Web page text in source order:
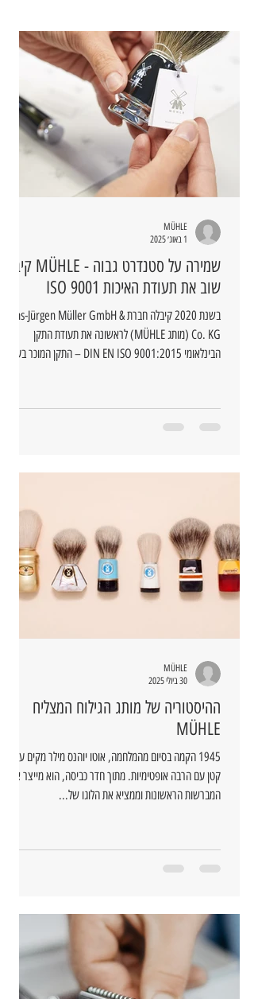
שמירה על סטנדרט גבוה - MÜHLE קיבלה
שוב את תעודת האיכות ISO 9001
בשנת 2020 קיבלה חברת Hans-Jürgen Müller GmbH &
Co. KG (מותג MÜHLE) לראשונה את תעודת התקן
הבינלאומי DIN EN ISO 9001:2015 – התקן המוכר בעולם
MÜHLE
1 באוג׳ 2025
ההיסטוריה של מותג הגילוח המצליח
MÜHLE
1945 הקמה בסיום מהמלחמה, אוטו יוהנס מילר מקים עסק
קטן עם הרבה אופטימיות. מתוך חדר כביסה, הוא מייצר את
המברשות הראשונות וממציא את הלוגו של...
MÜHLE
30 ביולי 2025